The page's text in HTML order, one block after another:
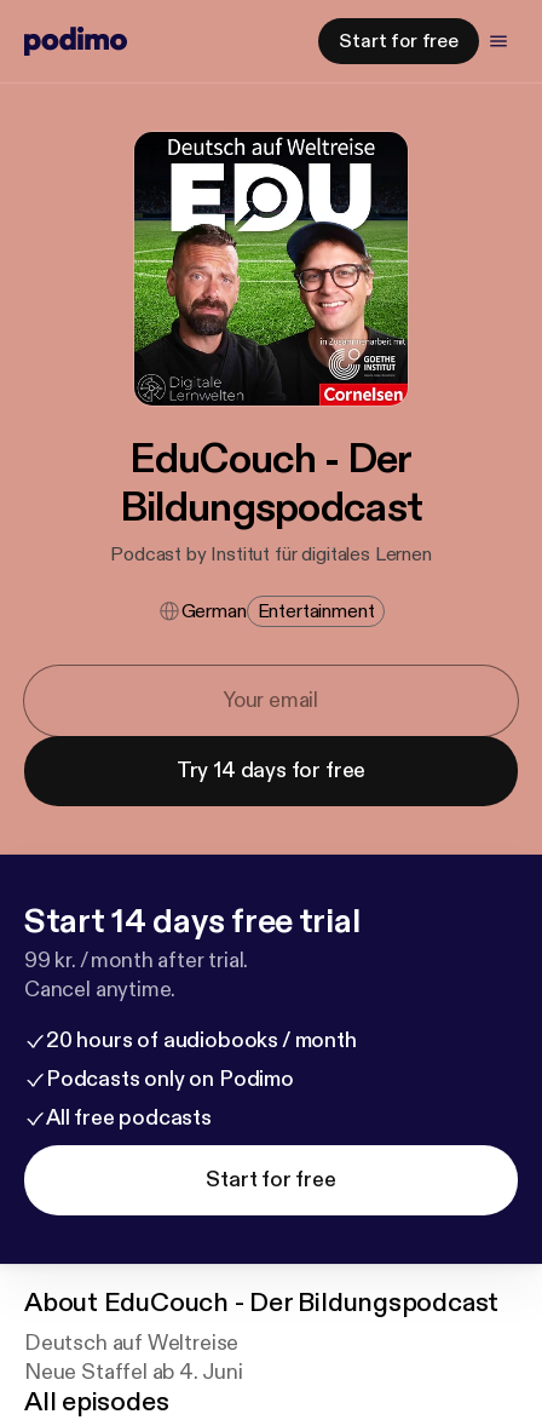
Start for free
EduCouch - Der
Bildungspodcast
Podcast by Institut für digitales Lernen
German Entertainment
Try 14 days for free
Start 14 days free trial
99 kr. / month after trial.
Cancel anytime.
20 hours of audiobooks / month
Podcasts only on Podimo
All free podcasts
Start for free
About EduCouch - Der Bildungspodcast
Deutsch auf Weltreise
Neue Staffel ab 4. Juni
All episodes